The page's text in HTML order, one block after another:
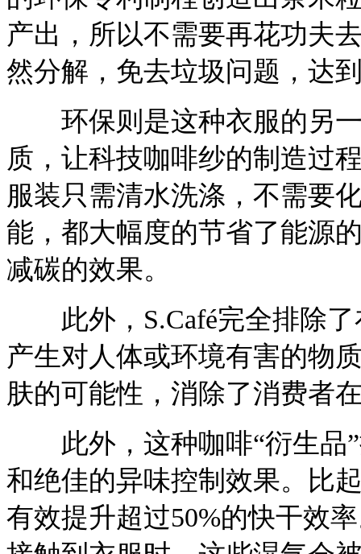
产出，所以不需要再花功夫
然分解，免去垃圾问题，达
环保则是这种衣服的另一
质，让科技咖啡纱的制造过
服装只需清水洗涤，不需要
能，都大幅度的节省了能源
减碳的效果。
此外，S.Café完全排除了
产生对人体或环境有害的物
肤的可能性，消除了消费者
此外，这种咖啡“衍生品”
和绝佳的异味控制效果。比
有效提升超过50%的快干效